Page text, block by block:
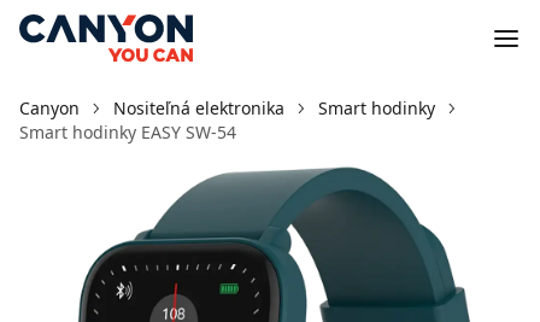
Canyon Nositeľná elektronika
Smart hodinky
Smart hodinky EASY SW-54